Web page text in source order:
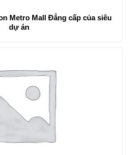
Metro Mall Đẳng cấp của siêu
dự án